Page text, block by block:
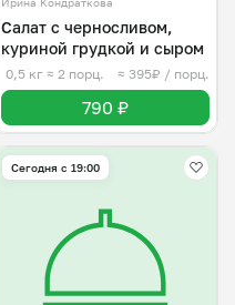
Салат с черносливом,
куриной грудкой и сыром
0,5 кг ≈ 2 порц. ≈ 395₽ / порц.
790 ₽
Сегодня с 19:00